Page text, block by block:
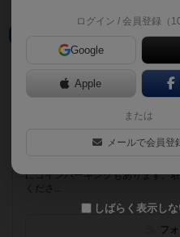
ボードゲー
奈良県奈良市奈良市西大
[NEW] ８/10～8/14は祝日営業で
遊べるボードゲーム
494個
奈良市のボードゲームカフェです
にコインパーキングもあります。
くださ...
フ
ログイン / 会員登録（10
Google
Apple
または
メールで会員登
しばらく表示し